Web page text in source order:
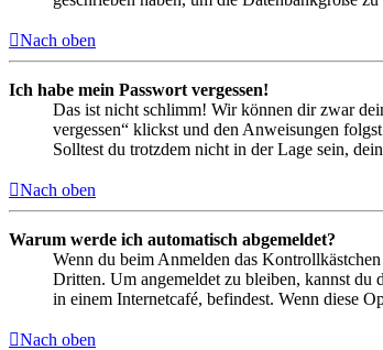
Nach oben
Ich habe mein Passwort vergessen!
Das ist nicht schlimm! Wir können dir zwar
vergessen“ klickst und den Anweisungen
Solltest du trotzdem nicht in der Lage sein,
Nach oben
Warum werde ich automatisch abgemeldet?
Wenn du beim Anmelden das
Dritten. Um angemeldet zu bleiben, kannst du
in einem Internetcafé, befindest. Wenn diese
Nach oben